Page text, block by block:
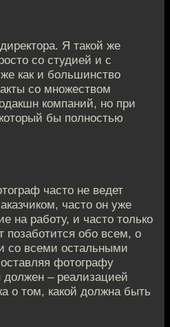
Я такой же
со студией и с
как и большинство
со множеством
компаний, но при
бы полностью
часто не ведет
часто он уже
на работу, и часто только
позаботится обо всем, о
со всеми остальными
фотографу
– реализацией
о том, какой должна быть